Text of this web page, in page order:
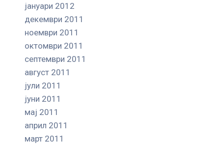
јануари 2012
декември 2011
ноември 2011
октомври 2011
септември 2011
август 2011
јули 2011
јуни 2011
мај 2011
април 2011
март 2011